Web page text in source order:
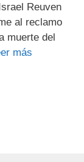
Reuven
al reclamo
muerte del
más